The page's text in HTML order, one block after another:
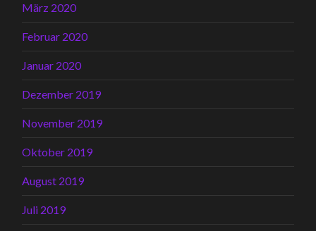
März 2020
Februar 2020
Januar 2020
Dezember 2019
November 2019
Oktober 2019
August 2019
Juli 2019